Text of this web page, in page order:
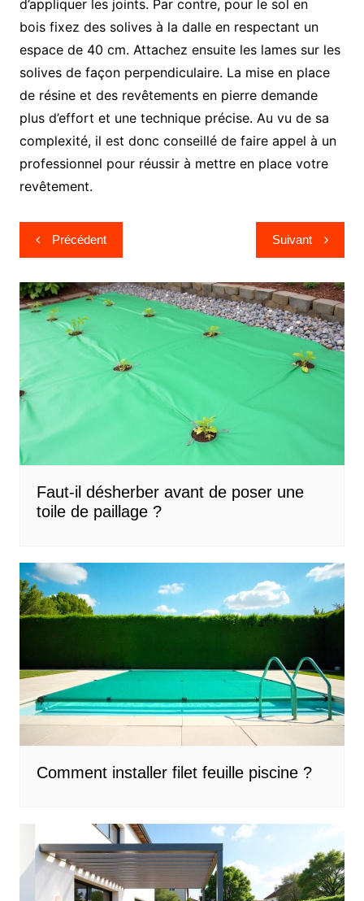
d’appliquer les joints. Par contre, pour le sol en
bois fixez des solives à la dalle en respectant un
espace de 40 cm. Attachez ensuite les lames sur les
solives de façon perpendiculaire. La mise en place
de résine et des revêtements en pierre demande
plus d’effort et une technique précise. Au vu de sa
complexité, il est donc conseillé de faire appel à un
professionnel pour réussir à mettre en place votre
revêtement.
Navigation
de
l’article
Précédent Suivant
Faut-il désherber avant de poser une
toile de paillage ?
Comment installer filet feuille piscine ?